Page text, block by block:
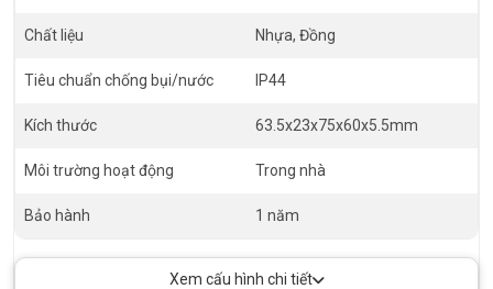
Chất liệu Nhựa, Đồng
Tiêu chuẩn chống bụi/nước IP44
Kích thước 63.5x23x75x60x5.5mm
Môi trường hoạt động Trong nhà
Bảo hành 1 năm
Xem cấu hình chi tiết